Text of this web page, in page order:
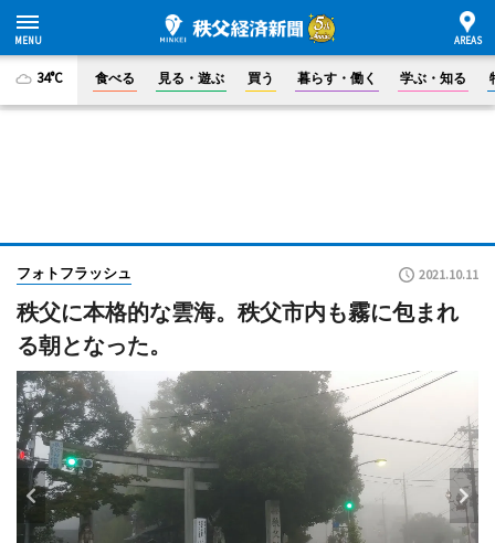
34°C 食べる 見る・遊ぶ 買う 暮らす・働く 学ぶ・知る
フォトフラッシュ 2021.10.11
秩父に本格的な雲海。秩父市内も霧に包まれ
る朝となった。